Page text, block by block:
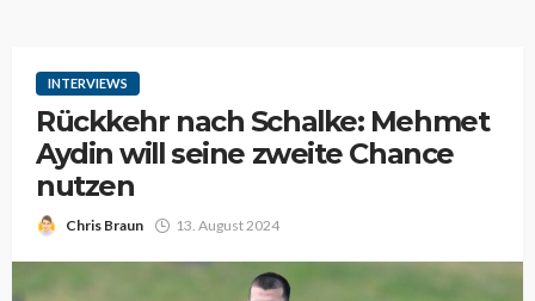
INTERVIEWS
Rückkehr nach Schalke: Mehmet
Aydin will seine zweite Chance
nutzen
Chris Braun 13. August 2024